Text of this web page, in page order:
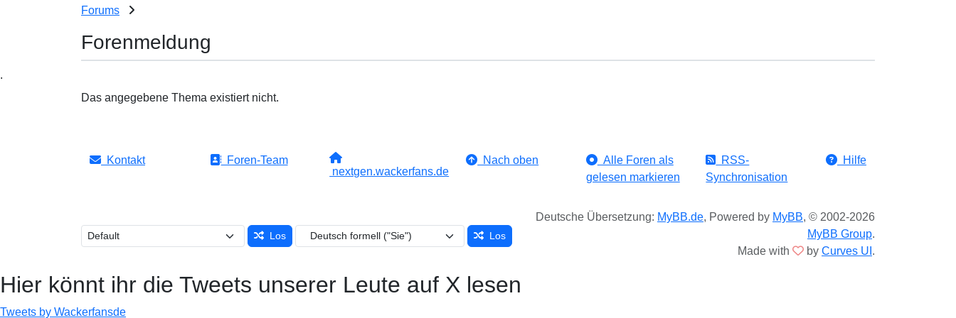
Forums
Forenmeldung
.
Das angegebene Thema existiert nicht.
Kontakt
Foren-Team
nextgen.wackerfans.de
Nach oben
Alle Foren als
gelesen markieren
RSS-
Synchronisation
Hilfe
Los Los
Deutsche Übersetzung: MyBB.de, Powered by MyBB, © 2002-2026
MyBB Group.
Made with
by Curves UI .
Hier könnt ihr die Tweets unserer Leute auf X lesen
Tweets by Wackerfansde